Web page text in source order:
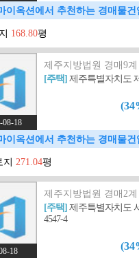
이옥션에서 추천하는 경매물건
168.80평
08-18
제주지방법원 경매9계
[주택]제주특별자치도
이옥션에서 추천하는 경매물건
지 271.04평
18
제주지방법원 경매2계
[주택]제주특별자치도
4547-4